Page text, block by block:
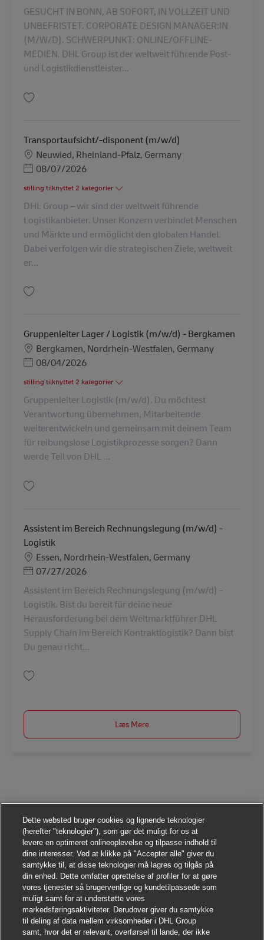
GESUCHT IN BONN, AB SOFORT, IN VOLLZEIT UND
UNBEFRISTET. CORPORATE DESIGN MANAGER:IN
(M/W/D). SCHWERPUNKT: ONLINE/OFFLINE-
MEDIEN. DHL Group ist der weltweit führende Post-
und Logistikdienstleister...
Transportaufsicht/-disponent (m/w/d)
Lokation
Neuwied, Rheinland-Pfalz, Germany
Posted Date
08/07/2026
stilling tilknyttet 2 kategorier
DHL Group – wir sind der weltweit führende
Logistikanbieter. Unser Konzern verbindet Menschen
und Märkte und ermöglicht den globalen Handel.
Dabei verfolgen wir die strategischen Ziele, weltweit
er...
Gruppenleiter Lager / Logistik (m/w/d) - Bergkamen
Lokation
Bergkamen, Nordrhein-Westfalen, Germany
Posted Date
08/04/2026
stilling tilknyttet 2 kategorier
Gruppenleiter Logistik (m/w/d). Du möchtest
Verantwortung übernehmen, Mitarbeitende
weiterentwickeln und gemeinsam mit deinem Team
für reibungslose Logistikprozesse sorgen? Dann
werde Teil von DHL ...
Assistent im Bereich Rechnungslegung (m/w/d) -
Logistik
Lokation
Essen, Nordrhein-Westfalen, Germany
Posted Date
07/27/2026
Assistent im Bereich Rechnungslegung (m/w/d) -
Logistik. Bist du bereit für deine neue
Herausforderung bei dem Weltmarktführer DHL
Supply Chain im Bereich Kontraktlogistik? Dann bist
Du genau richt...
Læs Mere
Dette websted bruger cookies og lignende teknologier
(herefter "teknologier"), som gør det muligt for os at
levere en optimeret onlineoplevelse og tilpasse indhold til
dine interesser. Ved at klikke på "Accepter alle" giver du
samtykke til, at disse teknologier må lagres og tilgås på
din enhed. Dette omfatter oprettelse af profiler for at gøre
vores tjenester så brugervenlige og kundetilpassede som
muligt samt for at understøtte vores
markedsføringsaktiviteter. Derudover giver du samtykke
til deling af data mellem virksomheder i DHL Group
samt, hvor det er relevant, overførsel til lande, der ikke